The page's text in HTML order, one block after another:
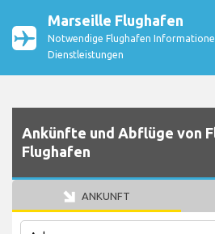
Marseille Flughafen
Notwendige Flughafen
Dienstleistungen
Ankünfte und Abflüge von
Flughafen
ANKUNFT